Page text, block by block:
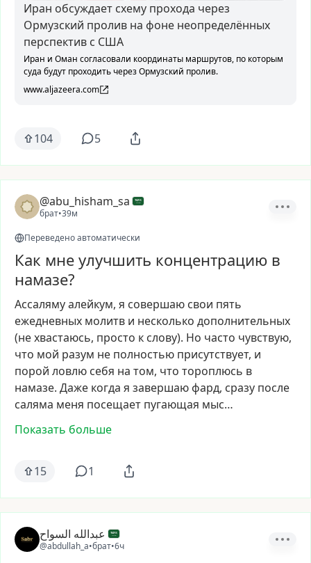
Иран обсуждает схему прохода через
Ормузский пролив на фоне неопределённых
перспектив с США
Иран и Оман согласовали координаты маршрутов, по которым
суда будут проходить через Ормузский пролив.
www.aljazeera.com
104 5
@abu_hisham_sa
брат•39м
Переведено автоматически
Как мне улучшить концентрацию в
намазе?
Ассалямуалейкум, я совершаю свои пять
ежедневных молитв и несколько дополнительных
(нехвастаюсь, просто к слову). Но часто чувствую,
что мой разум не полностью присутствует, и
порой ловлю себя на том, что тороплюсь в
намазе. Даже когда я завершаюфард, сразу после
саляма меня посещает пугающая мыс…
Показать больше
15 1
عبدالله السواح
@abdullah_a•брат•6ч